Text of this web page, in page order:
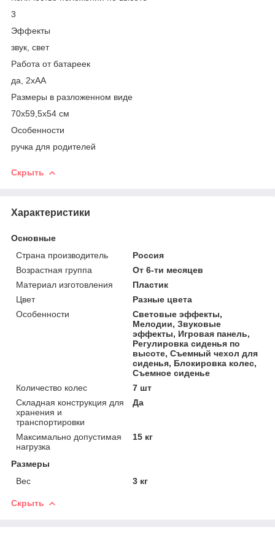
3
Эффекты
звук, свет
Работа от батареек
да, 2xАА
Размеры в разложенном виде
70х59,5х54 см
Особенности
ручка для родителей
Скрыть
Характеристики
Основные
Страна производитель
Россия
Возрастная группа
От 6-ти месяцев
Материал изготовления
Пластик
Цвет
Разные цвета
Особенности
Световые эффекты,
Мелодии, Звуковые
эффекты, Игровая панель,
Регулировка сиденья по
высоте, Съемный чехол для
сиденья, Блокировка колес,
Съемное сиденье
Количество колес
7 шт
Складная конструкция для
хранения и
транспортировки
Да
Максимально допустимая
нагрузка
15 кг
Размеры
Вес
3 кг
Скрыть